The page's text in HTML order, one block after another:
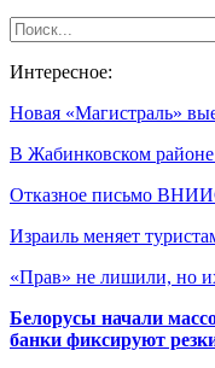
Интересное:
Новая «Магистраль»
В Жабинковском районе
Отказное письмо
Израиль меняет
«Прав» не лишили, но
Белорусы начали
банки фиксируют